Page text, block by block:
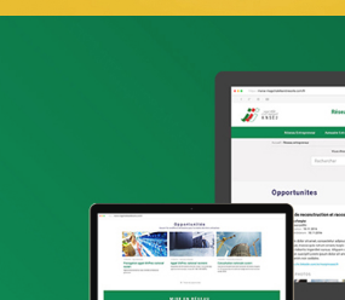
Applications Mobiles
Web, Intranet et Extranet